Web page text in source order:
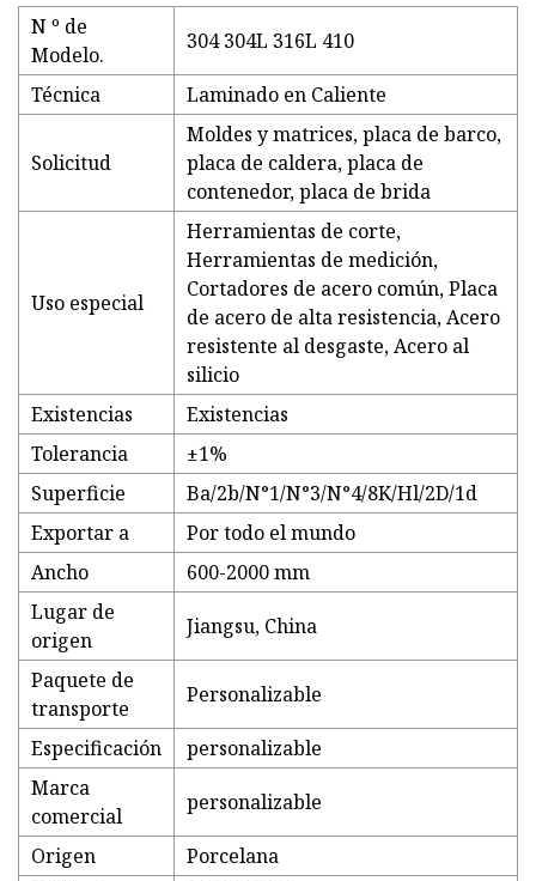
N º de
Modelo.
304 304L 316L 410
Técnica Laminado en Caliente
Solicitud
Moldes y matrices, placa de barco,
placa de caldera, placa de
contenedor, placa de brida
Uso especial
Herramientas de corte,
Herramientas de medición,
Cortadores de acero común, Placa
de acero de alta resistencia, Acero
resistente al desgaste, Acero al
silicio
Existencias
Existencias
Tolerancia
±1%
Superficie
Ba/2b/N°1/N°3/N°4/8K/Hl/2D/1d
Exportar a
Por todo el mundo
Ancho
600-2000 mm
Lugar de
origen
Jiangsu, China
Paquete de
transporte
Personalizable
Especificación
personalizable
Marca
comercial
personalizable
Origen
Porcelana